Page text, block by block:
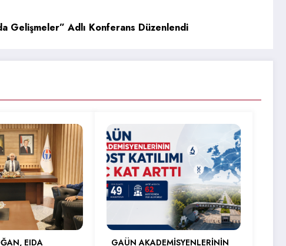
Gelişmeler” Adlı Konferans Düzenlendi
EIDA
GAÜN AKADEMİSYENLERİNİN